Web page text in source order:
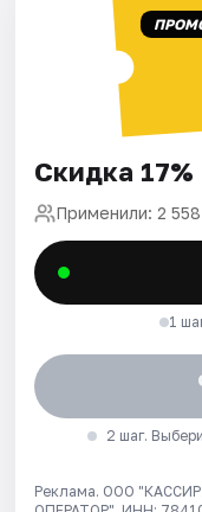
Скидка
Применили: 2
1
2 шаг.
Реклама. ООО